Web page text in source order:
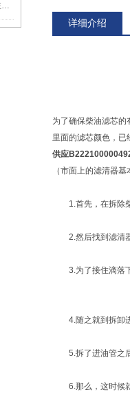
1T020-43560柴油滤芯祥兴厂家讲解更换注意事项
详细介绍
为了确保柴油滤芯
里面的滤芯颜色，
供应
（市面上的滤清器
1.首先，在拆除柴
2.然后找到滤清器
3.为了接住滴落下
4.随之就到拆卸进
5.拆了进油管之后
6.那么，这时候就